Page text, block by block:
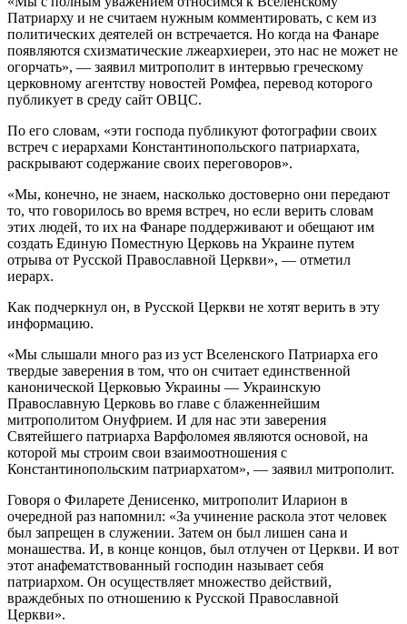
Патриарху и не считаем нужным комментировать, с кем из
политических деятелей он встречается. Но когда на Фанаре
появляются схизматические лжеархиереи, это нас не может не
огорчать», — заявил митрополит в интервью греческому
церковному агентству новостей Ромфеа, перевод которого
публикует в среду сайт ОВЦС.
По его словам, «эти господа публикуют фотографии своих
встреч с иерархами Константинопольского патриархата,
раскрывают содержание своих переговоров».
«Мы, конечно, не знаем, насколько достоверно они передают
то, что говорилось во время встреч, но если верить словам
этих людей, то их на Фанаре поддерживают и обещают им
создать Единую Поместную Церковь на Украине путем
отрыва от Русской Православной Церкви», — отметил
иерарх.
Как подчеркнул он, в Русской Церкви не хотят верить в эту
информацию.
«Мы слышали много раз из уст Вселенского Патриарха его
твердые заверения в том, что он считает единственной
канонической Церковью Украины — Украинскую
Православную Церковь во главе с блаженнейшим
митрополитом Онуфрием. И для нас эти заверения
Святейшего патриарха Варфоломея являются основой, на
которой мы строим свои взаимоотношения с
Константинопольским патриархатом», — заявил митрополит.
Говоря о Филарете Денисенко, митрополит Иларион в
очередной раз напомнил: «За учинение раскола этот человек
был запрещен в служении. Затем он был лишен сана и
монашества. И, в конце концов, был отлучен от Церкви. И вот
этот анафематствованный господин называет себя
патриархом. Он осуществляет множество действий,
враждебных по отношению к Русской Православной
Церкви».